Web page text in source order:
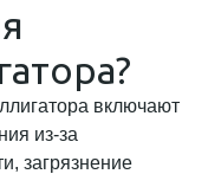
включают
из-за
загрязнение